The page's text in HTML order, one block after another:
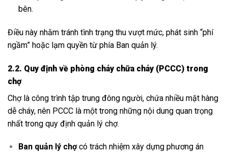
bên.
Điều này nhằm tránh tình trạng thu vượt mức, phát sinh “phí
ngầm” hoặc lạm quyền từ phía Ban quản lý.
2.2. Quy định về phòng cháy chữa cháy (PCCC) trong
chợ
Chợ là công trình tập trung đông người, chứa nhiều mặt hàng
dễ cháy, nên PCCC là một trong những nội dung quan trọng
nhất trong quy định quản lý chợ.
Ban quản lý chợcó trách nhiệm xây dựng phương án